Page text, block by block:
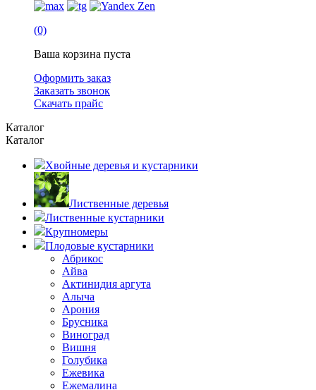
(0)
Ваша корзина пуста
Оформить заказ
Заказать звонок
Скачать прайс
Каталог
Каталог
Хвойные деревья и кустарники
Лиственные деревья
Лиственные кустарники
Крупномеры
Плодовые кустарники
Абрикос
Айва
Актинидия аргута
Алыча
Арония
Брусника
Виноград
Вишня
Голубика
Ежевика
Ежемалина